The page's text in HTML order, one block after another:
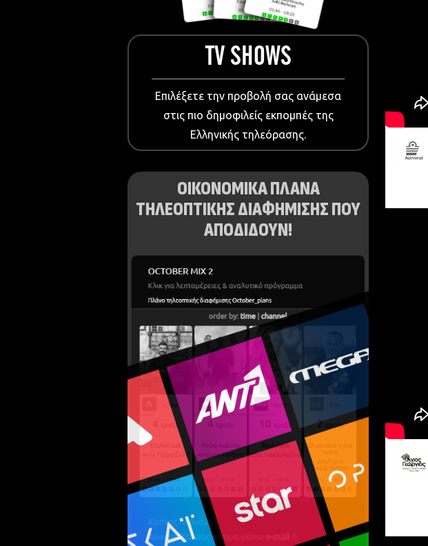
TV SHOWS
Επιλέξετε την προβολή σας ανάμεσα
στις πιο δημοφιλείς εκπομπές της
Ελληνικής τηλεόρασης.
ΟΙΚΟΝΟΜΙΚΑ ΠΛΑΝΑ
ΤΗΛΕΟΠΤΙΚΗΣ ΔΙΑΦΗΜΙΣΗΣ ΠΟΥ
ΑΠΟΔΙΔΟΥΝ!